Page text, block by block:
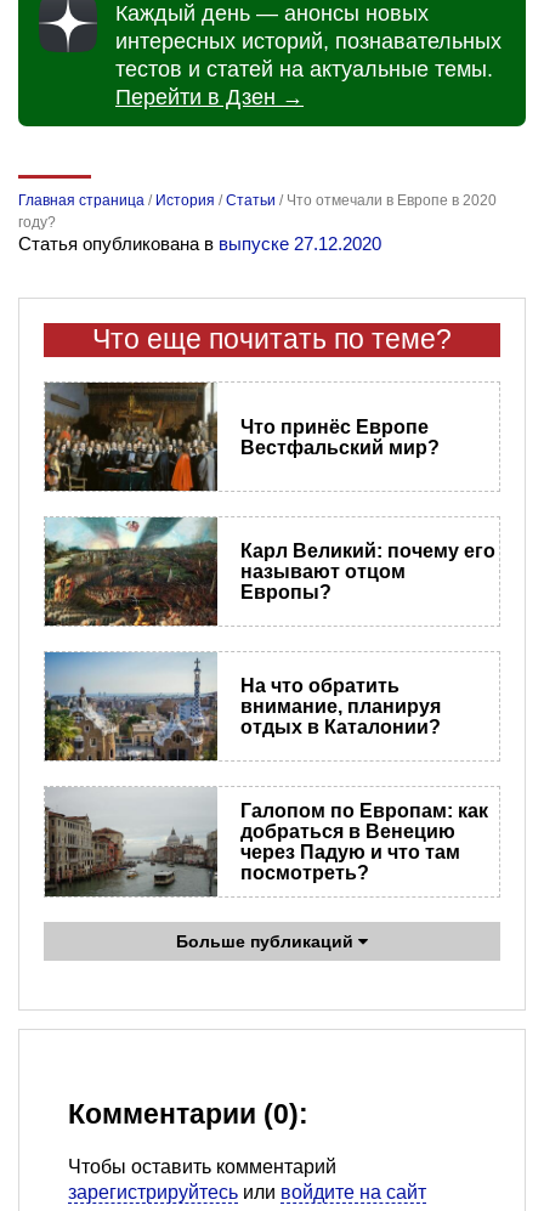
Каждый день — анонсы новых
интересных историй, познавательных
тестов и статей на актуальные темы.
Перейти в Дзен →
Главная страница / История /Статьи / Что отмечали в Европе в 2020
году?
Статья опубликована в выпуске 27.12.2020
Что еще почитать по теме?
Что принёс Европе
Вестфальский мир?
Карл Великий: почему его
называют отцом
Европы?
На что обратить
внимание, планируя
отдых в Каталонии?
Галопом по Европам: как
добраться в Венецию
через Падую и что там
посмотреть?
Больше публикаций
Комментарии (0):
Чтобы оставить комментарий
зарегистрируйтесь или войдите на сайт